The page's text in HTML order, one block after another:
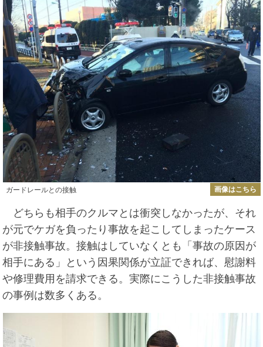
ガードレールとの接触 画像はこちら
どちらも相手のクルマとは衝突しなかったが、それ
が元でケガを負ったり事故を起こしてしまったケース
が非接触事故。接触はしていなくとも「事故の原因が
相手にある」という因果関係が立証できれば、慰謝料
や修理費用を請求できる。実際にこうした非接触事故
の事例は数多くある。